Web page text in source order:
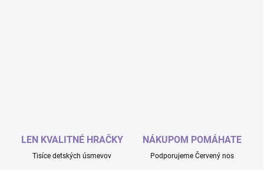
LEN KVALITNÉ HRAČKY
Tisíce detských úsmevov
NÁKUPOM POMÁHATE
Podporujeme Červený nos